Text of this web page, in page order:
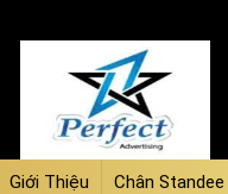
Giới Thiệu Chân